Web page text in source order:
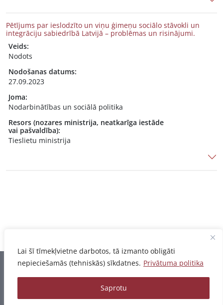
Lai šī tīmekļvietne darbotos, tā izmanto obligāti
nepieciešamās (tehniskās) sīkdatnes. Privātuma politika
Saprotu
Pētījums par ieslodzīto un viņu ģimeņu sociālo stāvokli un
integrāciju sabiedrībā Latvijā – problēmas un risinājumi.
Veids:
Nodots
Nodošanas datums:
27.09.2023
Joma:
Nodarbinātības un sociālā politika
Resors (nozares ministrija, neatkarīga iestāde
vai pašvaldība):
Tieslietu ministrija
Informācija pēdējo reizi atjaunota 07.08.2026